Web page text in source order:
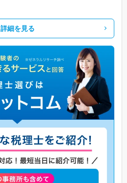
詳細を見る